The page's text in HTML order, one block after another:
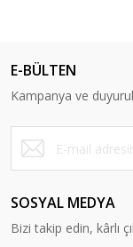
E-BÜLTEN
Kampanya ve
SOSYAL MEDYA
Bizi takip edin, kârlı